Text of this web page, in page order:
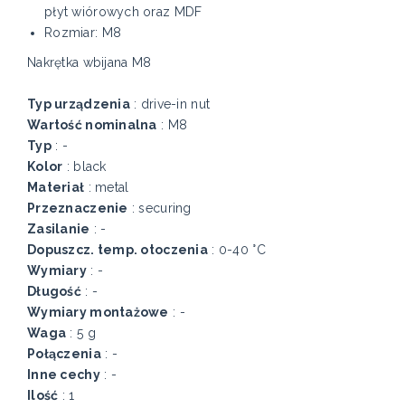
płyt wiórowych oraz MDF
Rozmiar: M8
Nakrętka wbijana M8
Typ urządzenia: drive-in nut
Wartość nominalna : M8
Typ: -
Kolor : black
Materiał : metal
Przeznaczenie : securing
Zasilanie : -
Dopuszcz. temp. otoczenia : 0-40 °C
Wymiary: -
Długość: -
Wymiary montażowe : -
Waga : 5 g
Połączenia: -
Inne cechy: -
Ilość : 1